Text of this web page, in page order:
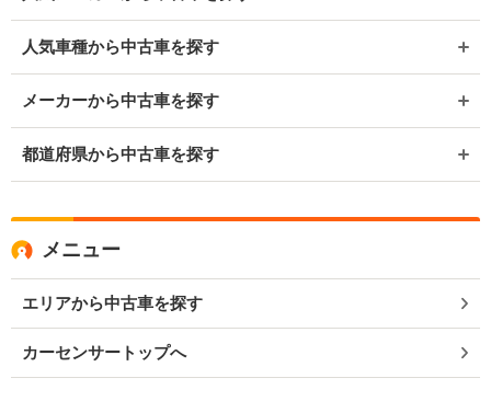
人気車種から中古車を探す
メーカーから中古車を探す
都道府県から中古車を探す
メニュー
エリアから中古車を探す
カーセンサートップへ